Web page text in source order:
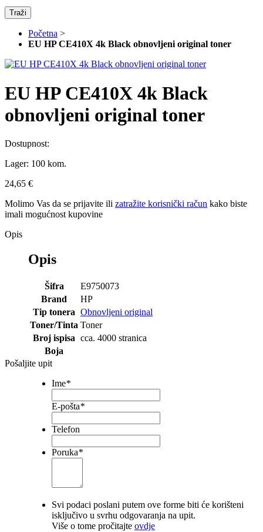
Traži
Početna >
EU HP CE410X 4k Black obnovljeni original toner
EU HP CE410X 4k Black
obnovljeni original toner
Dostupnost:
Lager: 100 kom.
24,65 €
Molimo Vas da se prijavite ili zatražite korisnički račun kako biste
imali mogućnost kupovine
Opis
Opis
Šifra
E9750073
Brand
HP
Tip tonera Obnovljeni original
Toner/Tinta Toner
Broj ispisa cca. 4000 stranica
Boja
Pošaljite upit
Ime*
E-pošta*
Telefon
Poruka*
Svi podaci poslani putem ove forme biti će korišteni
isključivo u svrhu odgovaranja na upit.
Više o tome pročitajte ovdje